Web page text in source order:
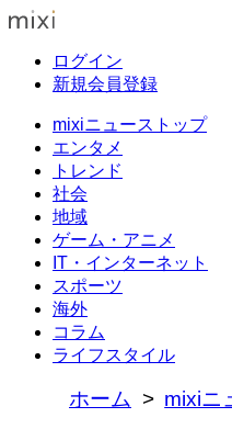
ログイン
新規会員登録
mixiニューストップ
エンタメ
トレンド
社会
地域
ゲーム・アニメ
IT・インターネット
スポーツ
海外
コラム
ライフスタイル
ホーム mixiニ